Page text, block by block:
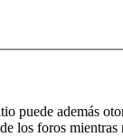
puede además
los foros